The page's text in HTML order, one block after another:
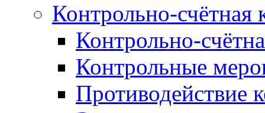
Контрольно-счётная
Контрольно-
Контрольные
Противодействие